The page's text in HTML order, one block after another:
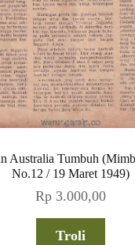
Australia Tumbuh
No.12 / 19 Maret 1949)
Rp 3.000,00
Troli